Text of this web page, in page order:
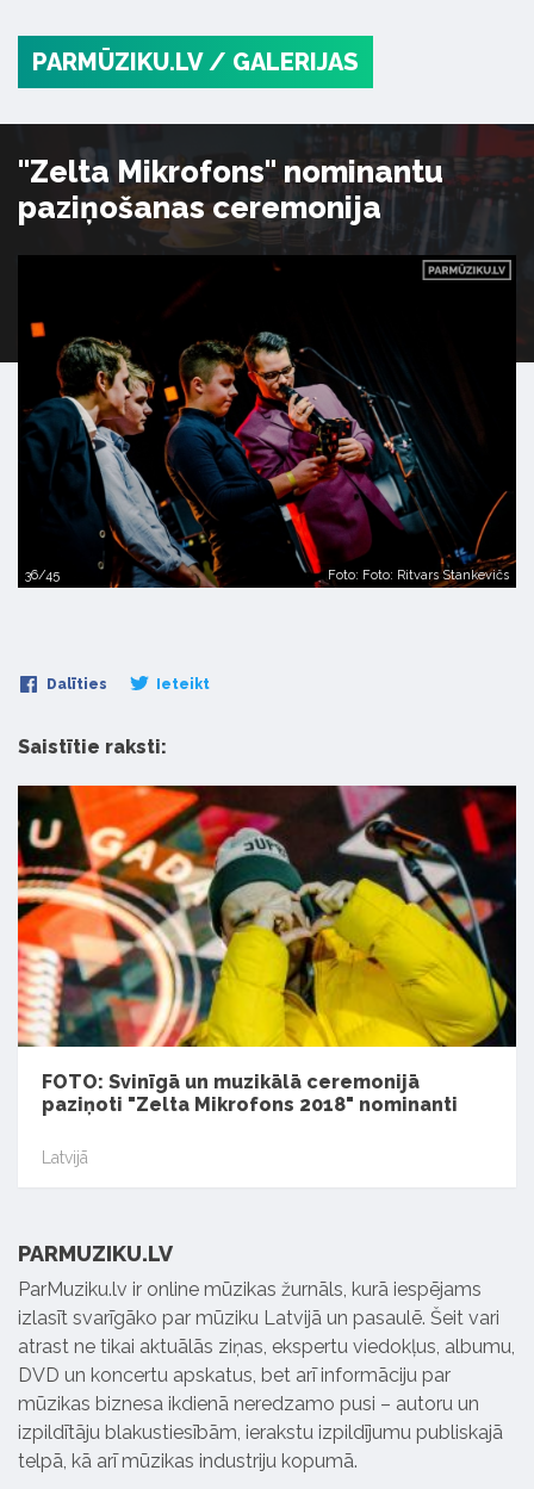
PARMŪZIKU.LV / GALERIJAS
"Zelta Mikrofons" nominantu
paziņošanas ceremonija
36/45 Foto: Foto: Ritvars Stankevičs
Dalīties Ieteikt
Saistītie raksti:
FOTO: Svinīgā un muzikālā ceremonijā
paziņoti "Zelta Mikrofons 2018" nominanti
Latvijā
PARMUZIKU.LV
ParMuziku.lv ir online mūzikas žurnāls, kurā iespējams
izlasīt svarīgāko par mūziku Latvijā un pasaulē. Šeit vari
atrast ne tikai aktuālās ziņas, ekspertu viedokļus, albumu,
DVD un koncertu apskatus, bet arī informāciju par
mūzikas biznesa ikdienā neredzamo pusi – autoru un
izpildītāju blakustiesībām, ierakstu izpildījumu publiskajā
telpā, kā arī mūzikas industriju kopumā.